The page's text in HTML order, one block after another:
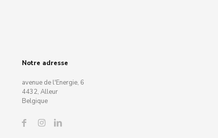
Notre adresse
avenue de l'Energie, 6
4432, Alleur
Belgique